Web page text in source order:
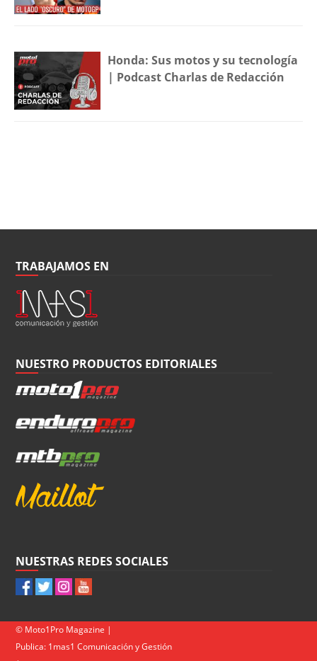
Honda: Sus motos y su tecnología
| Podcast Charlas de Redacción
TRABAJAMOS EN
NUESTRO PRODUCTOS EDITORIALES
NUESTRAS REDES SOCIALES
© Moto1Pro Magazine |
Publica: 1mas1 Comunicación y Gestión